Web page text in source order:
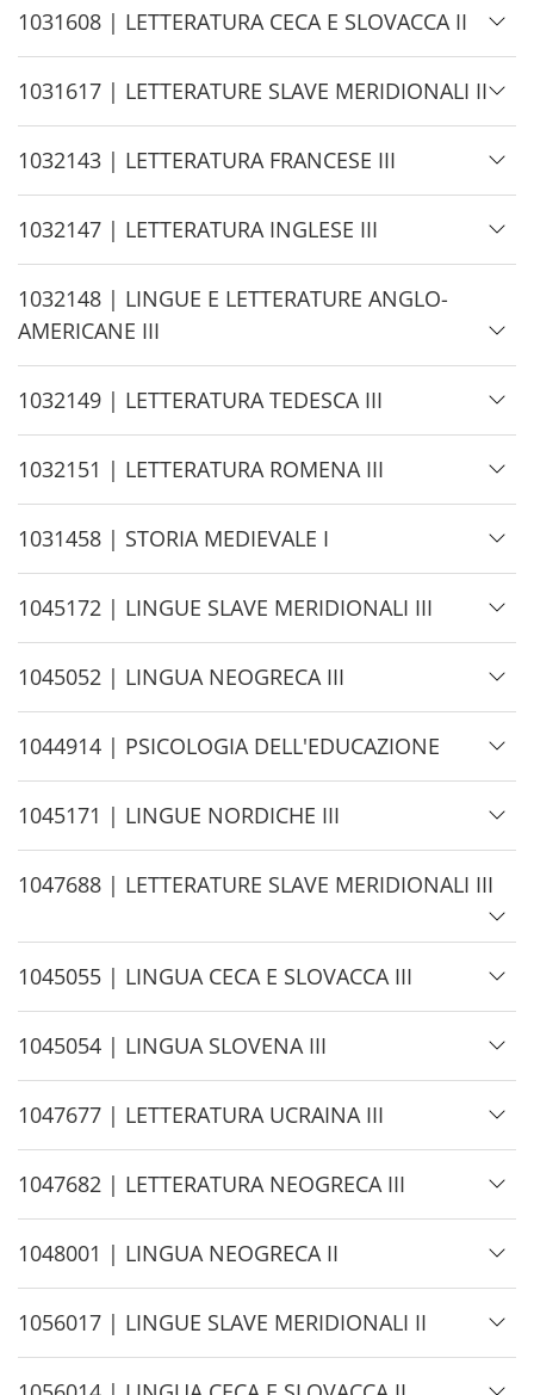
d
e
H
i
d
e
1031608 | LETTERATURA CECA E SLOVACCA II
H
i
d
e
1031617 | LETTERATURE SLAVE MERIDIONALI II
H
i
d
e
1032143 | LETTERATURA FRANCESE III
H
i
d
e
1032147 | LETTERATURA INGLESE III
H
i
d
e
1032148 | LINGUE E LETTERATURE ANGLO-
AMERICANE III
H
i
d
e
1032149 | LETTERATURA TEDESCA III
H
i
d
e
1032151 | LETTERATURA ROMENA III
H
i
d
e
1031458 | STORIA MEDIEVALE I
H
i
d
e
1045172 | LINGUE SLAVE MERIDIONALI III
H
i
d
e
1045052 | LINGUA NEOGRECA III
H
i
d
e
1044914 | PSICOLOGIA DELL'EDUCAZIONE
H
i
d
1045171 | LINGUE NORDICHE III
H
d
e
1047688 | LETTERATURE SLAVE MERIDIONALI III
H
i
d
e
1045055 | LINGUA CECA E SLOVACCA III
H
i
d
e
1045054 | LINGUA SLOVENA III
H
i
d
e
1047677 | LETTERATURA UCRAINA III
H
i
d
e
1047682 | LETTERATURA NEOGRECA III
H
i
d
e
1048001 | LINGUA NEOGRECA II
H
i
d
1056017 | LINGUE SLAVE MERIDIONALI II